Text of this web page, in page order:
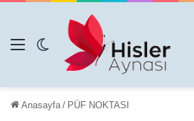
Menü Dış görünümü değiştir
Anasayfa / PÜF NOKTASI